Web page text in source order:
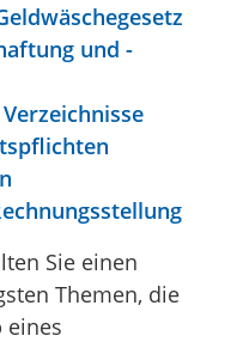
und -
Sie einen
Themen, die
eines